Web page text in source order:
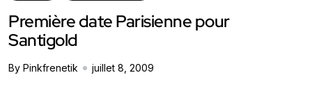
Première date Parisienne pour
Santigold
By Pinkfrenetik juillet 8, 2009